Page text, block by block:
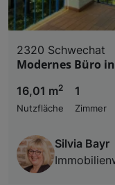
2320 Schwechat
Modernes Büro
16,01 m2
Nutzfläche
1
Zimmer
Silvia Bayr